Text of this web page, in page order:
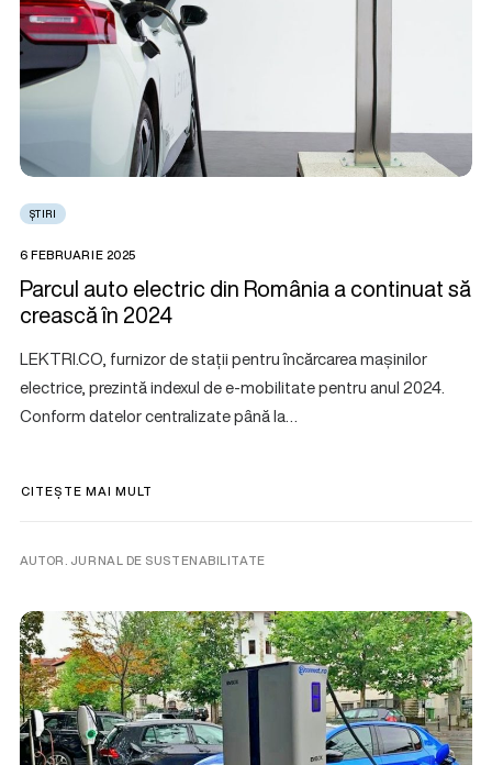
ȘTIRI
6 FEBRUARIE 2025
Parcul auto electric din România a continuat să
crească în 2024
LEKTRI.CO, furnizor de stații pentru încărcarea mașinilor
electrice, prezintă indexul de e-mobilitate pentru anul 2024.
Conform datelor centralizate până la…
CITEȘTE MAI MULT
AUTOR. JURNAL DE SUSTENABILITATE